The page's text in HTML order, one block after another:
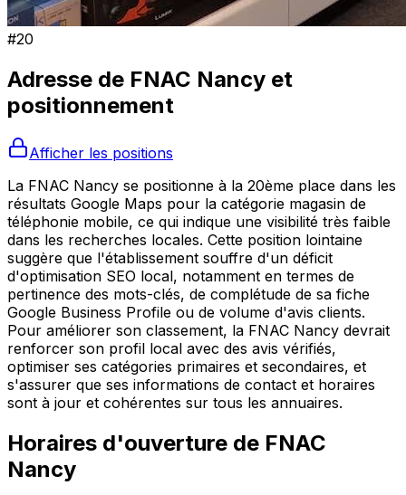
#20
Adresse de FNAC Nancy et
positionnement
Afficher les positions
La FNAC Nancy se positionne à la 20ème place dans les
résultats Google Maps pour la catégorie magasin de
téléphonie mobile, ce qui indique une visibilité très faible
dans les recherches locales. Cette position lointaine
suggère que l'établissement souffre d'un déficit
d'optimisation SEO local, notamment en termes de
pertinence des mots-clés, de complétude de sa fiche
Google Business Profile ou de volume d'avis clients.
Pour améliorer son classement, la FNAC Nancy devrait
renforcer son profil local avec des avis vérifiés,
optimiser ses catégories primaires et secondaires, et
s'assurer que ses informations de contact et horaires
sont à jour et cohérentes sur tous les annuaires.
Horaires d'ouverture de FNAC
Nancy